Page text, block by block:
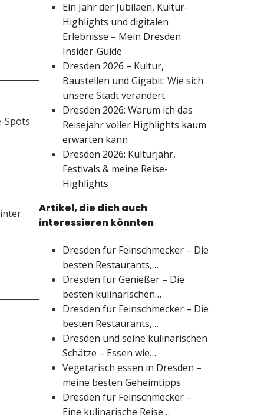
Spots
Ein Jahr der Jubiläen, Kultur-
Highlights und digitalen
Erlebnisse – Mein Dresden
Insider-Guide
Dresden 2026 – Kultur,
Baustellen und Gigabit: Wie sich
unsere Stadt verändert
Dresden 2026: Warum ich das
Reisejahr voller Highlights kaum
erwarten kann
Dresden 2026: Kulturjahr,
Festivals & meine Reise-
Highlights
Artikel, die dich auch
interessieren könnten
Dresden für Feinschmecker – Die
besten Restaurants,…
Dresden für Genießer – Die
besten kulinarischen…
Dresden für Feinschmecker – Die
besten Restaurants,…
Dresden und seine kulinarischen
Schätze – Essen wie…
Vegetarisch essen in Dresden –
meine besten Geheimtipps
Dresden für Feinschmecker –
Eine kulinarische Reise…